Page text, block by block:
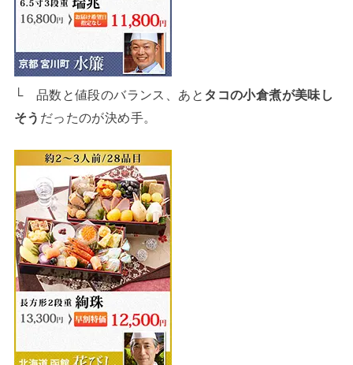
└ 品数と値段のバランス、あと タコの小倉煮が美味し
そう だったのが決め手。